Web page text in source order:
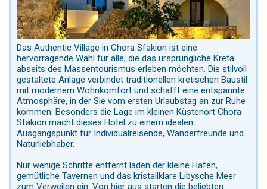
Das Authentic Village in Chora Sfakion ist eine
hervorragende Wahl für alle, die das ursprüngliche Kreta
abseits des Massentourismus erleben möchten. Die stilvoll
gestaltete Anlage verbindet traditionellen kretischen Baustil
mit modernem Wohnkomfort und schafft eine entspannte
Atmosphäre, in der Sie vom ersten Urlaubstag an zur Ruhe
kommen. Besonders die Lage im kleinen Küstenort Chora
Sfakion macht dieses Hotel zu einem idealen
Ausgangspunkt für Individualreisende, Wanderfreunde und
Naturliebhaber.
Nur wenige Schritte entfernt laden der kleine Hafen,
gemütliche Tavernen und das kristallklare Libysche Meer
zum Verweilen ein. Von hier aus starten die beliebten